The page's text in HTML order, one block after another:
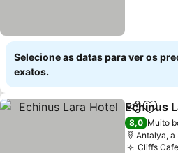
Selecione as datas para ver os
exatos.
Partilhar
Echinus
8,0 Muito
Antalya, a
Cliffs